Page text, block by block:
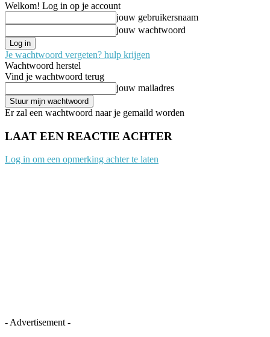
Welkom! Log in op je account
jouw gebruikersnaam
jouw wachtwoord
Je wachtwoord vergeten? hulp krijgen
Wachtwoord herstel
Vind je wachtwoord terug
jouw mailadres
Er zal een wachtwoord naar je gemaild worden
LAAT EEN REACTIE ACHTER
Log in om een opmerking achter te laten
- Advertisement -